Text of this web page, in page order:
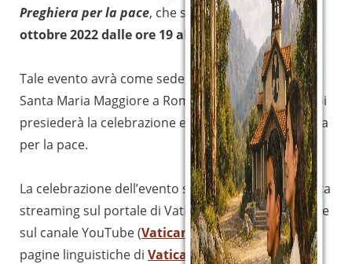
Preghiera per la pace, che si terràmercoledì 5
ottobre 2022 dalle ore 19 alle ore 21.
Tale evento avrà come sede centrale la Basilica di
Santa Maria Maggiore a Roma dove il cardinal Zuppi
presiederà la celebrazione eucaristica e la preghiera
per la pace.
La celebrazione dell’evento sarà trasmessa in diretta
streaming sul portale di Vatican News, in particolare
sul canale YouTube (Vatican News) nonché sulle
pagine linguistiche di Vatican News – Radio
Sostieni la Comunità Magnificat
Fai una donazione sul nostro conto
bancario
IBAN:IT49S0200803039000102071988